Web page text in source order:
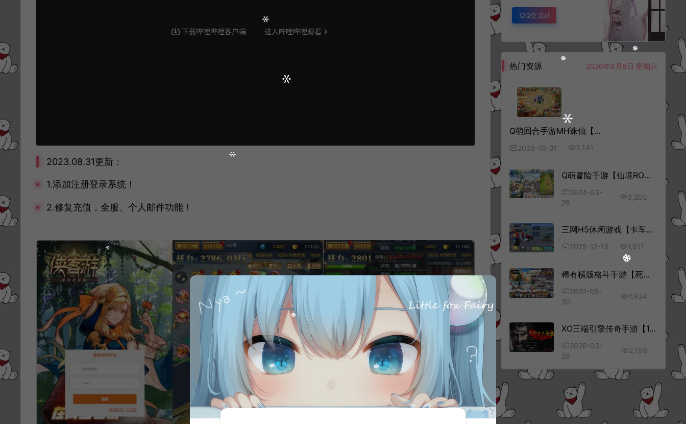
2023.08.31更新：
1.添加注册登录系统！
2.修复充值，全服、个人邮件功能！
QQ交流群
热门资源 2026年8月8日 星期六
Q萌回合手游MH诛仙【醉月梦诛14职业】5月最新整理Linux手工服务端+本地IP验证+GM后台+安卓苹果双端+详细搭建教程+视频教程
2023-10-31 3,141
Q萌冒险手游【仙境RO传说之初心者大冒险】3月最新整理Ubuntu手工服务端+管理后台+安卓苹果双端+详细搭建教程+视频教程
2024-03-
26
3,205
三网H5休闲游戏【卡车模拟器H5】12月最新整理Linux手工服务端+Win一键服务端+解压即玩+简易安卓客户端+详细搭建教程
2025-12-16 1,811
稀有横版格斗手游【死神觉醒之灵魂撕裂】5月最新整理Linux手工服务端+GM授权后台+安卓+详细搭建教程
2022-05-
30
1,934
XO三端引擎传奇手游【1.80天命变态合击版】3月最新整理Win一键服务端+PC安卓苹果+详细搭建教程+视频教程
2026-03-
26
2,159